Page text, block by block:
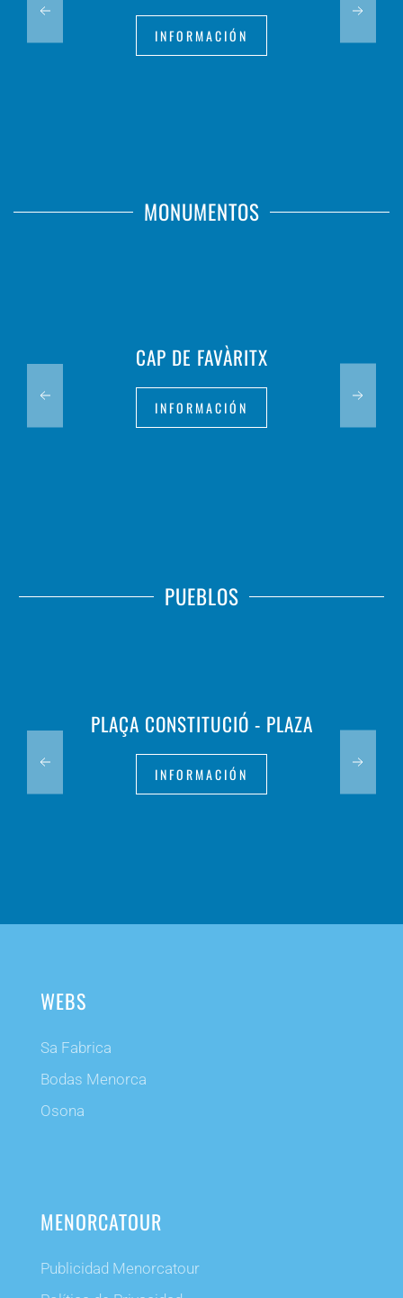
INFORMACIÓN
MONUMENTOS
CAP DE FAVÀRITX
INFORMACIÓN
PUEBLOS
PLAÇA CONSTITUCIÓ - PLAZA
INFORMACIÓN
WEBS
Sa Fabrica
Bodas Menorca
Osona
MENORCATOUR
Publicidad Menorcatour